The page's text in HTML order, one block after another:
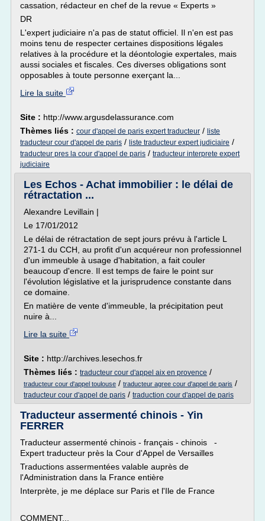
cassation, rédacteur en chef de la revue « Experts »
DR
L'expert judiciaire n'a pas de statut officiel. Il n'en est pas
moins tenu de respecter certaines dispositions légales
relatives à la procédure et la déontologie expertales, mais
aussi sociales et fiscales. Ces diverses obligations sont
opposables à toute personne exerçant la...
Lire la suite
Site : http://www.argusdelassurance.com
Thèmes liés : cour d'appel de paris expert traducteur / liste
traducteur cour d'appel de paris / liste traducteur expert judiciaire /
traducteur pres la cour d'appel de paris / traducteur interprete expert
judiciaire
Les Echos - Achat immobilier : le délai de
rétractation ...
Alexandre Levillain |
Le 17/01/2012
Le délai de rétractation de sept jours prévu à l'article L
271-1 du CCH, au profit d'un acquéreur non professionnel
d'un immeuble à usage d'habitation, a fait couler
beaucoup d'encre. Il est temps de faire le point sur
l'évolution législative et la jurisprudence constante dans
ce domaine.
En matière de vente d'immeuble, la précipitation peut
nuire à...
Lire la suite
Site : http://archives.lesechos.fr
Thèmes liés : traducteur cour d'appel aix en provence /
traducteur cour d'appel toulouse / traducteur agree cour d'appel de paris /
traducteur cour d'appel de paris / traduction cour d'appel de paris
Traducteur assermenté chinois - Yin
FERRER
Traducteur assermenté chinois - français - chinois -
Expert traducteur près la Cour d'Appel de Versailles
Traductions assermentées valable auprès de
l'Administration dans la France entière
Interprète, je me déplace sur Paris et l'Ile de France
COMMENT...